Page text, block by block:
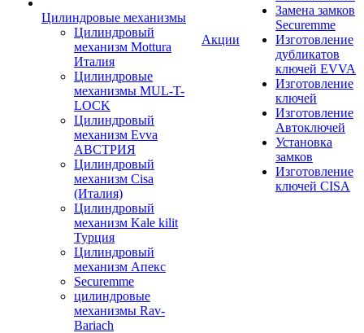
Цилиндровые механизмы
Цилиндровый
механизм Mottura
Италия
Цилиндровые
механизмы MUL-T-
LOCK
Цилиндровый
механизм Evva
АВСТРИЯ
Цилиндровый
механизм Cisa
(Италия)
Цилиндровый
механизм Kale kilit
Турция
Цилиндровый
механизм Апекс
Securemme
цилиндровые
механизмы Rav-
Bariach
Акции
Замена замков
Securemme
Изготовление
дубликатов
ключей EVVA
Изготовление
ключей
Изготовление
Автоключей
Установка
замков
Изготовление
ключей CISA